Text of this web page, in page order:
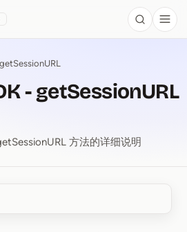
Search
getSessionURL
- getSessionURL
方法的详细说明